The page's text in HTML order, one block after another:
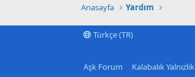
Anasayfa Yardım
Türkçe (TR)
Aşk Forum Kalabalık Yalnızlık